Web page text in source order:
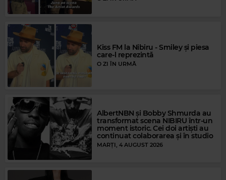
Magic Gold
TRACY CHAPMAN–BABY CAN I HOLD YOU
Kiss FM la Nibiru - Smiley și piesa
care-l reprezintă
O ZI ÎN URMĂ
AlbertNBN și Bobby Shmurda au
transformat scena NIBIRU într-un
moment istoric. Cei doi artiști au
continuat colaborarea și în studio
MARȚI, 4 AUGUST 2026